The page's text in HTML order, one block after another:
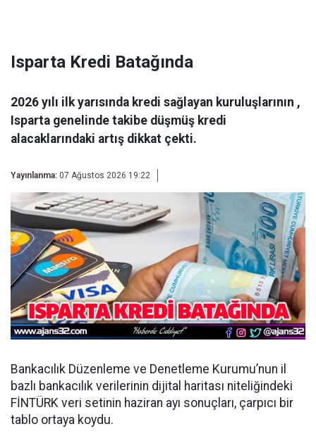
Isparta Kredi Batağında
2026 yılı ilk yarısında kredi sağlayan kuruluşlarının ,
Isparta genelinde takibe düşmüş kredi
alacaklarındaki artış dikkat çekti.
Yayınlanma: 07 Ağustos 2026 19:22
Bankacılık Düzenleme ve Denetleme Kurumu’nun il
bazlı bankacılık verilerinin dijital haritası niteliğindeki
FİNTÜRK veri setinin haziran ayı sonuçları, çarpıcı bir
tablo ortaya koydu.